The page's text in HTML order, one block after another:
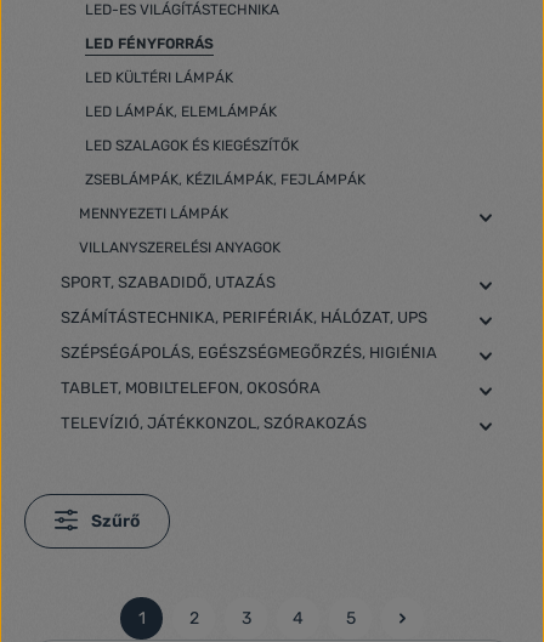
LED-ES VILÁGÍTÁSTECHNIKA
LED FÉNYFORRÁS
LED KÜLTÉRI LÁMPÁK
LED LÁMPÁK, ELEMLÁMPÁK
LED SZALAGOK ÉS KIEGÉSZÍTŐK
ZSEBLÁMPÁK, KÉZILÁMPÁK, FEJLÁMPÁK
MENNYEZETI LÁMPÁK
VILLANYSZERELÉSI ANYAGOK
SPORT, SZABADIDŐ, UTAZÁS
SZÁMÍTÁSTECHNIKA, PERIFÉRIÁK, HÁLÓZAT, UPS
SZÉPSÉGÁPOLÁS, EGÉSZSÉGMEGŐRZÉS, HIGIÉNIA
TABLET, MOBILTELEFON, OKOSÓRA
TELEVÍZIÓ, JÁTÉKKONZOL, SZÓRAKOZÁS
Szűrő
Oldal
1
Oldal
2
Oldal
3
Oldal
4
Oldal
5